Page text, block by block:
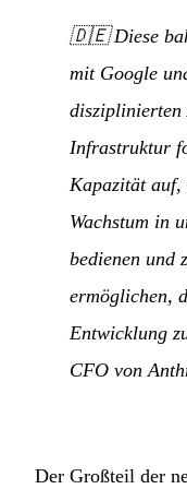
🇩🇪Diese
mit Google
disziplinierten
Infrastruktur
Kapazität auf,
Wachstum in
bedienen und
ermöglichen,
Entwicklung
CFO von
Der Großteil der